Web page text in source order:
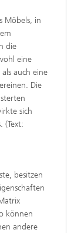
Möbels, in
die
eine
auch eine
Die
sich
(Text:
besitzen
können
andere